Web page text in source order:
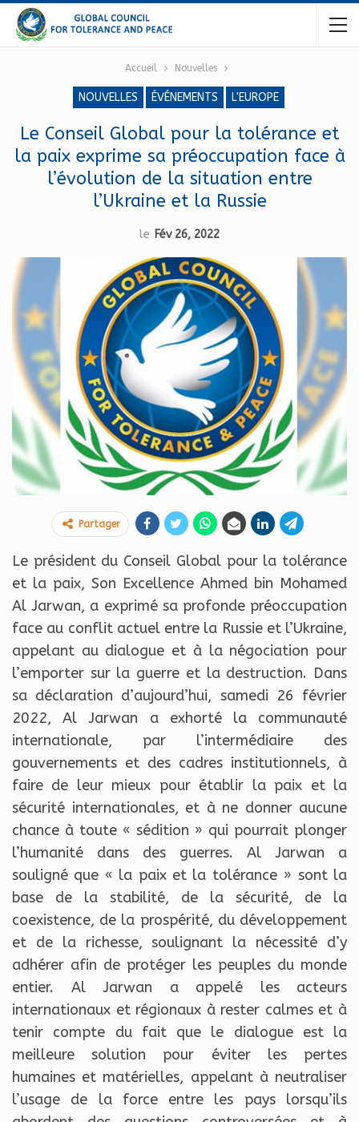
Accueil Nouvelles
NOUVELLES ÉVÉNEMENTS L'EUROPE
Le Conseil Global pour la tolérance et
la paix exprime sa préoccupation face à
l’évolution de la situation entre
l’Ukraine et la Russie
le Fév 26, 2022
Partager
Le président du Conseil Global pour la tolérance
et la paix, Son Excellence Ahmed bin Mohamed
Al Jarwan, a exprimé sa profonde préoccupation
face au conflit actuel entre la Russie et l’Ukraine,
appelant au dialogue et à la négociation pour
l’emporter sur la guerre et la destruction. Dans
sa déclaration d’aujourd’hui, samedi 26 février
2022, Al Jarwan a exhorté la communauté
internationale, par l’intermédiaire des
gouvernements et des cadres institutionnels, à
faire de leur mieux pour établir la paix et la
sécurité internationales, et à ne donner aucune
chance à toute « sédition » qui pourrait plonger
l’humanité dans des guerres. Al Jarwan a
souligné que « la paix et la tolérance » sont la
base de la stabilité, de la sécurité, de la
coexistence, de la prospérité, du développement
et de la richesse, soulignant la nécessité d’y
adhérer afin de protéger les peuples du monde
entier. Al Jarwan a appelé les acteurs
internationaux et régionaux à rester calmes et à
tenir compte du fait que le dialogue est la
meilleure solution pour éviter les pertes
humaines et matérielles, appelant à neutraliser
l’usage de la force entre les pays lorsqu’ils